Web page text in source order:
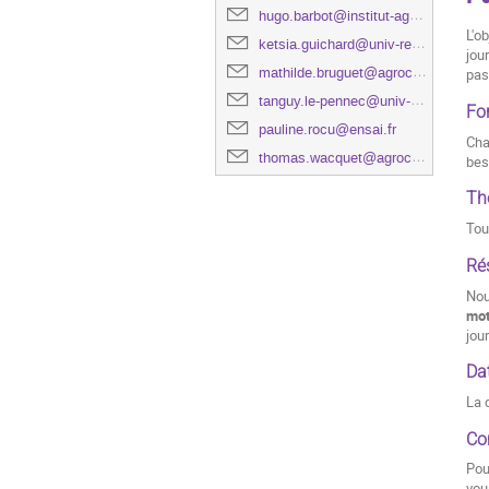
hugo.barbot@institut-agro.fr
ketsia.guichard@univ-rennes.fr
mathilde.bruguet@agrocampus-ouest.fr
tanguy.le-pennec@univ-rennes2.fr
pauline.rocu@ensai.fr
thomas.wacquet@agrocampus-ouest.fr
La